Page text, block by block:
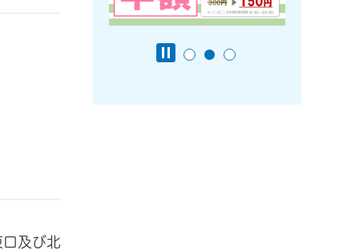
及び北